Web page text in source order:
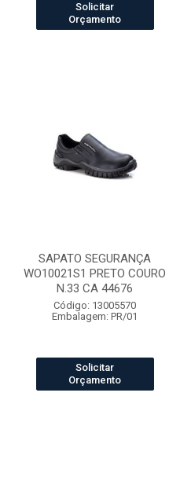
Solicitar
Orçamento
SAPATO SEGURANÇA
WO10021S1 PRETO COURO
N.33 CA 44676
Código: 13005570
Embalagem: PR/01
Solicitar
Orçamento